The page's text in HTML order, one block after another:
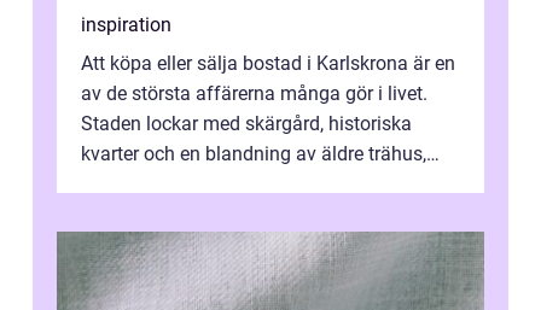
inspiration
Att köpa eller sälja bostad i Karlskrona är en
av de största affärerna många gör i livet.
Staden lockar med skärgård, historiska
kvarter och en blandning av äldre trähus,